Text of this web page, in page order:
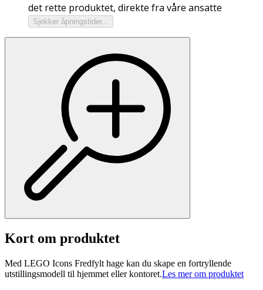
det rette produktet, direkte fra våre ansatte
Sjekker åpningstider...
Kort om produktet
Med LEGO Icons Fredfylt hage kan du skape en fortryllende
utstillingsmodell til hjemmet eller kontoret.Les mer om produktet